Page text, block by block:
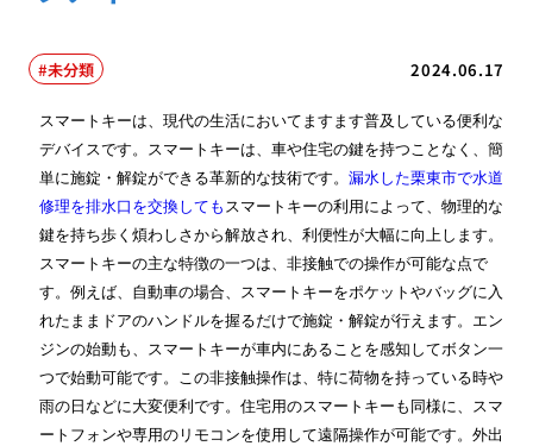
2024.06.17
未分類
スマートキーは、現代の生活においてますます普及している便利な
デバイスです。スマートキーは、車や住宅の鍵を持つことなく、簡
単に施錠・解錠ができる革新的な技術です。漏水した栗東市で水道
修理を排水口を交換しても スマートキーの利用によって、物理的な
鍵を持ち歩く煩わしさから解放され、利便性が大幅に向上します。
スマートキーの主な特徴の一つは、非接触での操作が可能な点で
す。例えば、自動車の場合、スマートキーをポケットやバッグに入
れたままドアのハンドルを握るだけで施錠・解錠が行えます。エン
ジンの始動も、スマートキーが車内にあることを感知してボタン一
つで始動可能です。この非接触操作は、特に荷物を持っている時や
雨の日などに大変便利です。住宅用のスマートキーも同様に、スマ
ートフォンや専用のリモコンを使用して遠隔操作が可能です。外出